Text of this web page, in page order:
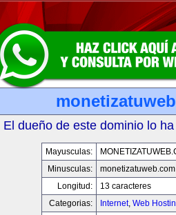
El dueño de este dominio lo
Mayusculas:
Minusculas:
monetizatuweb.com
Longitud:
13 caracteres
Categorias:
Internet, Web